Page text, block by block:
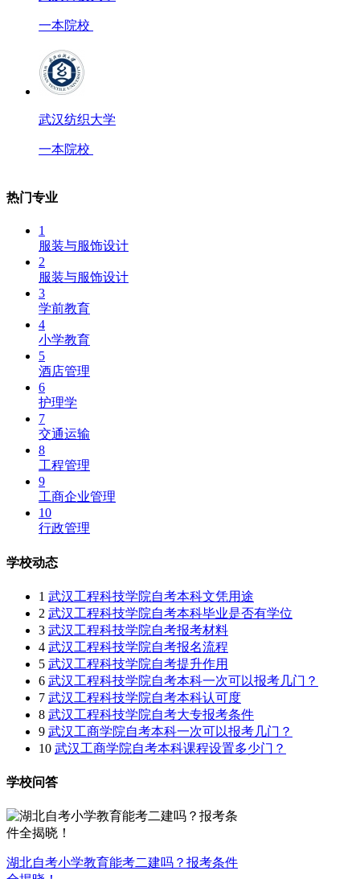
一本院校
武汉纺织大学
一本院校
热门专业
1
服装与服饰设计
2
服装与服饰设计
3
学前教育
4
小学教育
5
酒店管理
6
护理学
7
交通运输
8
工程管理
9
工商企业管理
10
行政管理
学校动态
1 武汉工程科技学院自考本科文凭用途
2 武汉工程科技学院自考本科毕业是否有学位
3 武汉工程科技学院自考报考材料
4 武汉工程科技学院自考报名流程
5 武汉工程科技学院自考提升作用
6 武汉工程科技学院自考本科一次可以报考几门？
7 武汉工程科技学院自考本科认可度
8 武汉工程科技学院自考大专报考条件
9 武汉工商学院自考本科一次可以报考几门？
10 武汉工商学院自考本科课程设置多少门？
学校问答
湖北自考小学教育能考二建吗？报考条件